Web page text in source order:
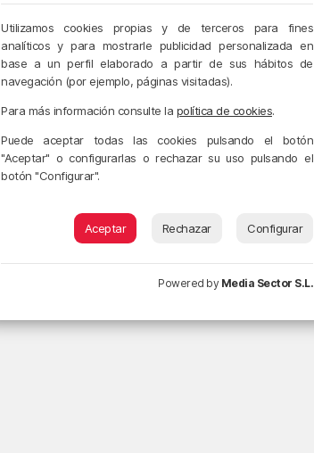
Utilizamos cookies propias y de terceros para fines
analíticos y para mostrarle publicidad personalizada en
base a un perfil elaborado a partir de sus hábitos de
navegación (por ejemplo, páginas visitadas).
Para más información consulte la política de cookies.
Puede aceptar todas las cookies pulsando el botón
"Aceptar" o configurarlas o rechazar su uso pulsando el
botón "Configurar".
Aceptar Rechazar Configurar
Powered by Media Sector S.L.